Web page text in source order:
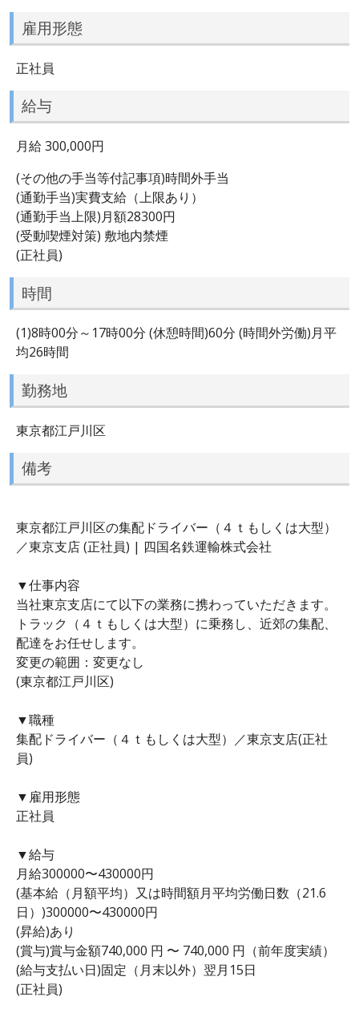
雇用形態
正社員
給与
月給 300,000円
(その他の手当等付記事項)時間外手当
(通勤手当)実費支給（上限あり）
(通勤手当上限)月額28300円
(受動喫煙対策) 敷地内禁煙
(正社員)
時間
(1)8時00分～17時00分 (休憩時間)60分 (時間外労働)月平
均26時間
勤務地
東京都江戸川区
備考
東京都江戸川区の集配ドライバー（４ｔもしくは大型）
／東京支店 (正社員) | 四国名鉄運輸株式会社
▼仕事内容
当社東京支店にて以下の業務に携わっていただきます。
トラック（４ｔもしくは大型）に乗務し、近郊の集配、
配達をお任せします。
変更の範囲：変更なし
(東京都江戸川区)
▼職種
集配ドライバー（４ｔもしくは大型）／東京支店(正社
員)
▼雇用形態
正社員
▼給与
月給300000〜430000円
(基本給（月額平均）又は時間額月平均労働日数（21.6
日）)300000〜430000円
(昇給)あり
(賞与)賞与金額740,000 円 〜 740,000 円（前年度実績）
(給与支払い日)固定（月末以外）翌月15日
(正社員)